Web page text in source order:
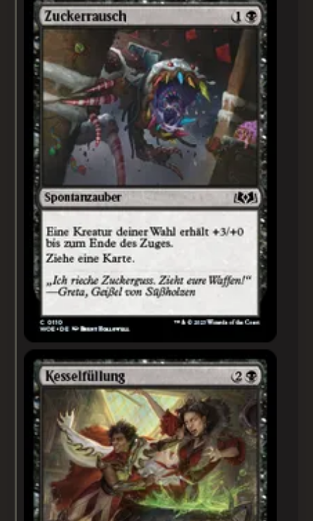
Zuckerrausch
Kesselfüllung